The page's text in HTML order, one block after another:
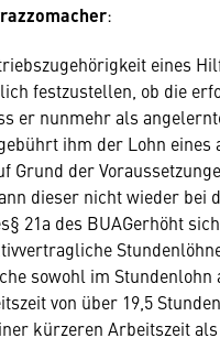
:
eines
festzustellen, ob die
er nunmehr als
ihm der Lohn eines
Grund der
dieser nicht wieder bei
21a des BUAGerhöht
sowohl im
von über 19,5
kürzeren Arbeitszeit